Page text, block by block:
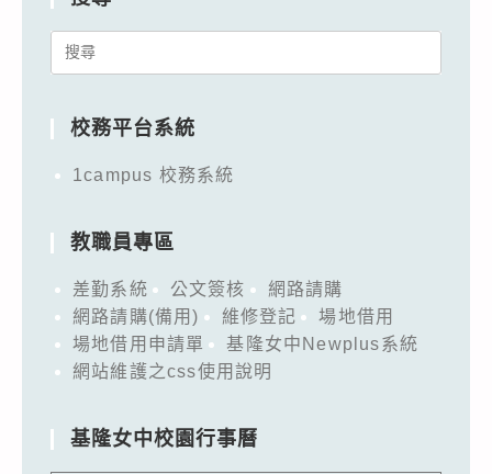
Search
校務平台系統
1campus 校務系統
教職員專區
差勤系統 公文簽核
網路請購
網路請購(備用)
維修登記
場地借用
場地借用申請單
基隆女中Newplus系統
網站維護之css使用說明
基隆女中校園行事曆